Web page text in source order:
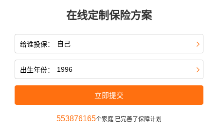
在线定制保险方案
给谁投保：
出生年份：
立即提交
553876165个家庭 已完善了保障计划